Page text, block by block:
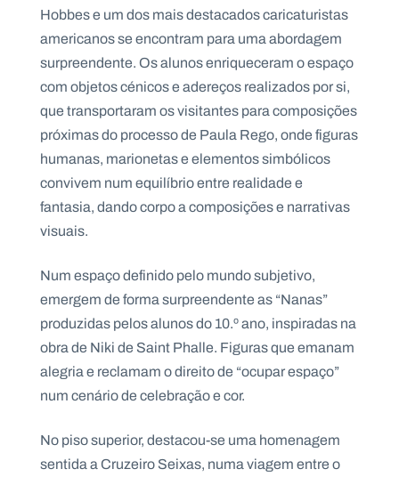
Hobbes e um dos mais destacados caricaturistas
americanos se encontram para uma abordagem
surpreendente. Os alunos enriqueceram o espaço
com objetos cénicos e adereços realizados por si,
que transportaram os visitantes para composições
próximas do processo de Paula Rego, onde figuras
humanas, marionetas e elementos simbólicos
convivem num equilíbrio entre realidade e
fantasia, dando corpo a composições e narrativas
visuais.
Num espaço definido pelo mundo subjetivo,
emergem de forma surpreendente as “Nanas”
produzidas pelos alunos do 10.º ano, inspiradas na
obra de Niki de Saint Phalle. Figuras que emanam
alegria e reclamam o direito de “ocupar espaço”
num cenário de celebração e cor.
No piso superior, destacou-se uma homenagem
sentida a Cruzeiro Seixas, numa viagem entre o